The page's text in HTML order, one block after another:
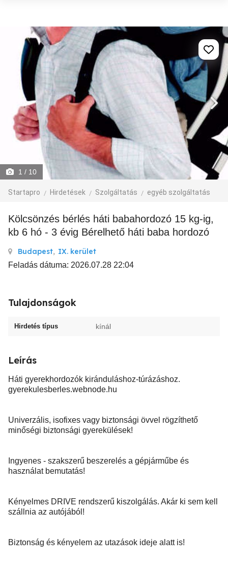
1 / 10
Startapro Hirdetések Szolgáltatás egyéb szolgáltatás
Kölcsönzés bérlés háti babahordozó 15 kg-ig,
kb 6 hó - 3 évig Bérelhető háti baba hordozó
Budapest, IX. kerület
Feladás dátuma: 2026.07.28 22:04
Tulajdonságok
Hirdetés típus kínál
Leírás
Háti gyerekhordozók kiránduláshoz-túrázáshoz.
gyerekulesberles.webnode.hu
Univerzális, isofixes vagy biztonsági övvel rögzíthető
minőségi biztonsági gyerekülések!
Ingyenes - szakszerű beszerelés a gépjárműbe és
használat bemutatás!
Kényelmes DRIVE rendszerű kiszolgálás. Akár ki sem kell
szállnia az autójából!
Biztonság és kényelem az utazások ideje alatt is!